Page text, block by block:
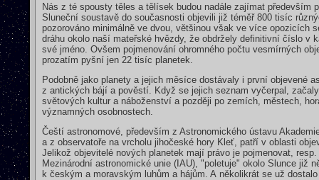
Nás z té spousty těles a tělísek budou nadále zajímat především
Sluneční soustavě do současnosti objevili již téměř 800 tisíc
pozorováno minimálně ve dvou, většinou však ve více opozicích
dráhu okolo naší mateřské hvězdy, že obdržely definitivní číslo v
své jméno. Ovšem pojmenování ohromného počtu vesmírných
prozatím pyšní jen 22 tisíc planetek.
Podobně jako planety a jejich měsíce dostávaly i první objevené
z antických bájí a pověstí. Když se jejich seznam vyčerpal,
světových kultur a náboženství a později po zemích, městech,
významných osobnostech.
Čeští astronomové, především z Astronomického ústavu
a z observatoře na vrcholu jihočeské hory Kleť, patří v oblasti
Jelikož objevitelé nových planetek mají právo je pojmenovat,
Mezinárodní astronomické unie (IAU), "poletuje" okolo Slunce již
k českým a moravským luhům a hájům. A několikrát se už